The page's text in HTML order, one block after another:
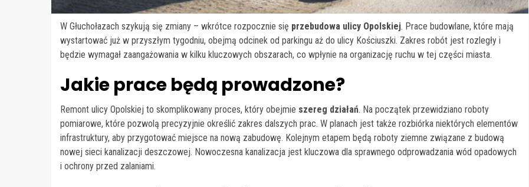
W Głuchołazach szykują się zmiany – wkrótce rozpocznie się przebudowa ulicy Opolskiej. Prace budowlane, które mają
wystartować już w przyszłym tygodniu, obejmą odcinek od parkingu aż do ulicy Kościuszki. Zakres robót jest rozległy i
będzie wymagał zaangażowania w kilku kluczowych obszarach, co wpłynie na organizację ruchu w tej części miasta.
Jakie prace będą prowadzone?
Remont ulicy Opolskiej to skomplikowany proces, który obejmie szereg działań. Na początek przewidziano roboty
pomiarowe, które pozwolą precyzyjnie określić zakres dalszych prac. W planach jest także rozbiórka niektórych elementów
infrastruktury, aby przygotować miejsce na nową zabudowę. Kolejnym etapem będą roboty ziemne związane z budową
nowej sieci kanalizacji deszczowej. Nowoczesna kanalizacja jest kluczowa dla sprawnego odprowadzania wód opadowych
i ochrony przed zalaniami.